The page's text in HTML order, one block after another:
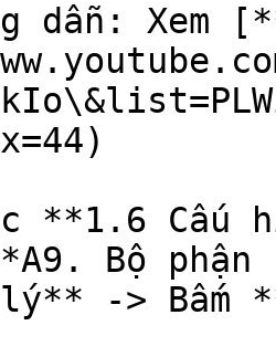
dẫn: Xem
**1.6 Cấu
Bộ
-> Bấm